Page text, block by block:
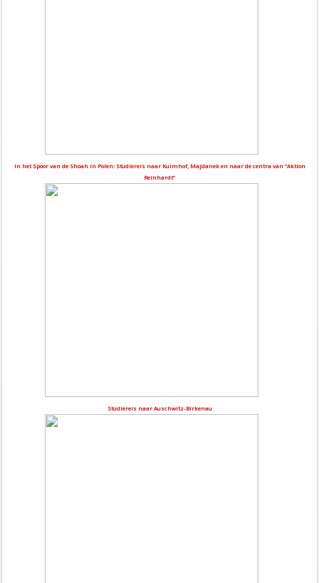
In het Spoor van de Shoah in Polen: Studiereis naar Kulmhof, Majdanek en naar de centra van “Aktion
Reinhardt”
Studiereis naar Auschwitz-Birkenau